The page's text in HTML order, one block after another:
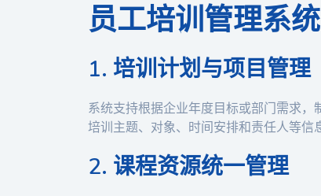
员工培训管理系
1. 培训计划与项目管理
系统支持根据企业年度目标或部门需求
培训主题、对象、时间安排和责任人等信
2. 课程资源统一管理